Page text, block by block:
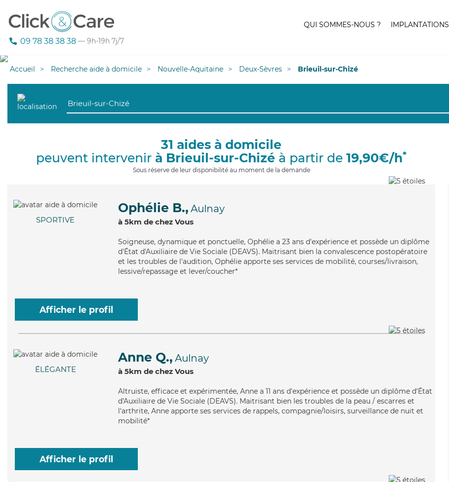
09 78 38 38 38 — 9h-19h 7j/7
QUI SOMMES-NOUS ? IMPLANTATIONS
Accueil Recherche aide à domicile Nouvelle-Aquitaine Deux-Sèvres Brieuil-sur-Chizé
31 aides à domicile
peuvent intervenir à Brieuil-sur-Chizé à partir de 19,90€/h*
Sous réserve de leur disponibilité au moment de la demande
SPORTIVE
Ophélie B., Aulnay
à 5km de chez Vous
Soigneuse, dynamique et ponctuelle, Ophélie a 23 ans d'expérience et possède un diplôme
d'État d'Auxiliaire de Vie Sociale (DEAVS). Maitrisant bien la convalescence postopératoire
et les troubles de l'audition, Ophélie apporte ses services de mobilité, courses/livraison,
lessive/repassage et lever/coucher*
Afficher le profil
ÉLÉGANTE
Anne Q., Aulnay
à 5km de chez Vous
Altruiste, efficace et expérimentée, Anne a 11 ans d'expérience et possède un diplôme d'État
d'Auxiliaire de Vie Sociale (DEAVS). Maitrisant bien les troubles de la peau / escarres et
l'arthrite, Anne apporte ses services de rappels, compagnie/loisirs, surveillance de nuit et
mobilité*
Afficher le profil